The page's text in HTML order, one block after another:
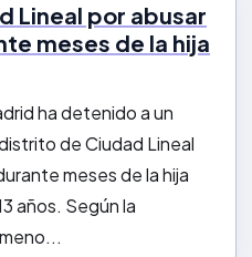
Lineal por abusar
meses de la hija
ha detenido a un
de Ciudad Lineal
meses de la hija
años. Según la